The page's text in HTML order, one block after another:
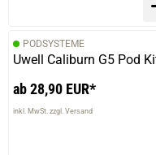
19.07.2023 — via
Gute Qualität.
PODSYSTEME
Uwell Caliburn G5 Pod
ab 28,90 EUR*
inkl. MwSt. zzgl. Versand